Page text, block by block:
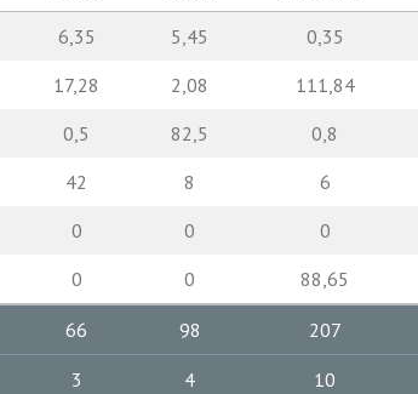
6,35 5,45 0,35
17,28 2,08 111,84
0,5 82,5 0,8
42 8 6
0 0 0
0 0 88,65
66 98 207
3 4 10